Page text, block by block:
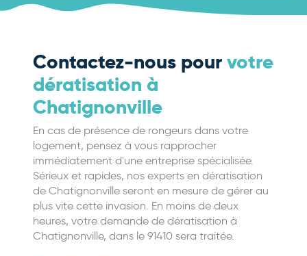
Contactez-nous pour votre
dératisation à
Chatignonville
En cas de présence de rongeurs dans votre
logement, pensez à vous rapprocher
immédiatement d'une entreprise spécialisée.
Sérieux et rapides, nos experts en dératisation
de Chatignonville seront en mesure de gérer au
plus vite cette invasion. En moins de deux
heures, votre demande de dératisation à
Chatignonville, dans le 91410 sera traitée.